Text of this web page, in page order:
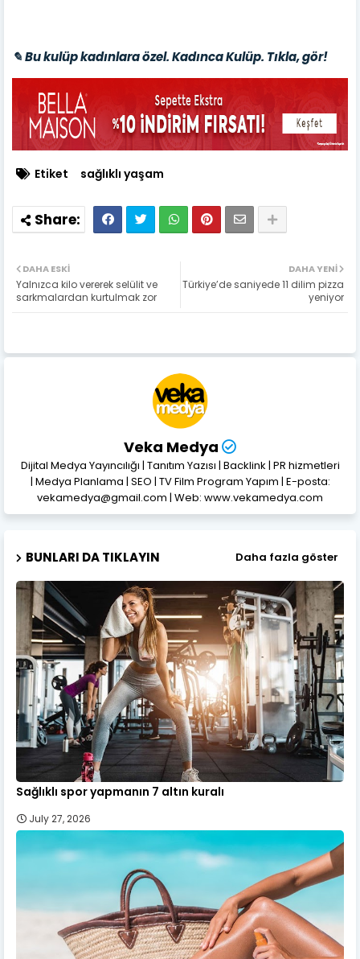
✎ Bu kulüp kadınlara özel. Kadınca Kulüp. Tıkla, gör!
Etiket sağlıklı yaşam
DAHA YENI
Türkiye’de saniyede 11 dilim pizza
yeniyor
DAHA ESKI
Yalnızca kilo vererek selülit ve
sarkmalardan kurtulmak zor
Veka Medya
Dijital Medya Yayıncılığı | Tanıtım Yazısı | Backlink | PR hizmetleri
| Medya Planlama | SEO | TV Film Program Yapım | E-posta:
vekamedya@gmail.com | Web: www.vekamedya.com
BUNLARI DA TIKLAYIN Daha fazla göster
Sağlıklı spor yapmanın 7 altın kuralı
July 27, 2026